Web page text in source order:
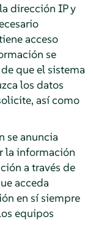
dirección IP y
acceso
se
que el sistema
los datos
así como
se anuncia
la información
a través de
acceda
en sí siempre
equipos